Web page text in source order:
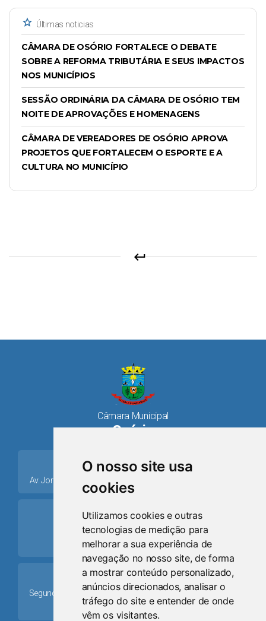
O nosso site usa
cookies
Utilizamos cookies e outras
tecnologias de medição para
melhorar a sua experiência de
navegação no nosso site, de forma
a mostrar conteúdo personalizado,
anúncios direcionados, analisar o
tráfego do site e entender de onde
vêm os visitantes.
star Últimas noticias
CÂMARA DE OSÓRIO FORTALECE O DEBATE
SOBRE A REFORMA TRIBUTÁRIA E SEUS IMPACTOS
NOS MUNICÍPIOS
SESSÃO ORDINÁRIA DA CÂMARA DE OSÓRIO TEM
NOITE DE APROVAÇÕES E HOMENAGENS
CÂMARA DE VEREADORES DE OSÓRIO APROVA
PROJETOS QUE FORTALECEM O ESPORTE E A
CULTURA NO MUNICÍPIO
keyboard_return
Câmara Municipal
Osório
place
Av. Jorge Dariva, 1211, Centro CEP: 95520.000 - Osório/RS
ring_volume
Telefone
(51) 9 8024-0884
Schedule
Segunda-feira a Sexta-feira: 08h às 12h e das 13h30min às
17h30min